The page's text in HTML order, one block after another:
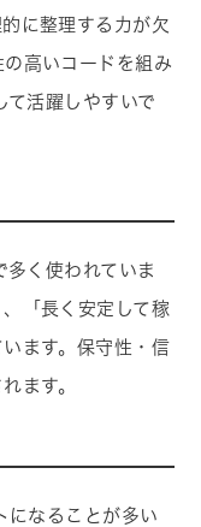
に整理する力が欠
高いコードを組み
活躍しやすいで
く使われていま
「長く安定して稼
ます。保守性・信
ます。
になることが多い